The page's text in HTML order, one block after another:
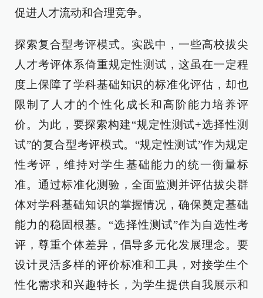
促进人才流动和合理竞争。
探索复合型考评模式。实践中，一些高校拔尖
人才考评体系倚重规定性测试，这虽在一定程
度上保障了学科基础知识的标准化评估，却也
限制了人才的个性化成长和高阶能力培养评
价。为此，要探索构建“规定性测试+选择性测
试”的复合型考评模式。“规定性测试”作为规定
性考评，维持对学生基础能力的统一衡量标
准。通过标准化测验，全面监测并评估拔尖群
体对学科基础知识的掌握情况，确保奠定基础
能力的稳固根基。“选择性测试”作为自选性考
评，尊重个体差异，倡导多元化发展理念。要
设计灵活多样的评价标准和工具，对接学生个
性化需求和兴趣特长，为学生提供自我展示和